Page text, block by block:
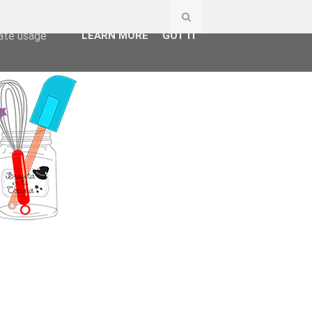
agent
usage
LEARN MORE GOT IT